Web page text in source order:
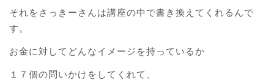
それをさっきーさんは講座の中で書き換えてくれるんで
す。
お金に対してどんなイメージを持っているか
１７個の問いかけをしてくれて、